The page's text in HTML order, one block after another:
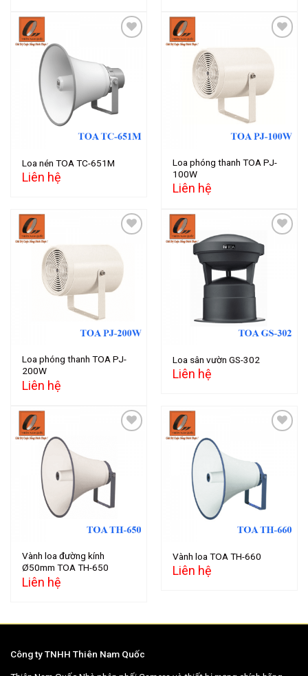
Add to
wishlist
Loa nén TOA TC-651M
Liên hệ
wishlist
Loa phóng thanh TOA PJ-
100W
Liên hệ
wishlist
Loa phóng thanh TOA PJ-
200W
Liên hệ
Loa sân vườn GS-302
Liên hệ
wishlist
Vành loa đường kính
Ø50mm TOA TH-650
Liên hệ
wishlist
Vành loa TOA TH-660
Liên hệ
Công ty TNHH Thiên Nam Quốc